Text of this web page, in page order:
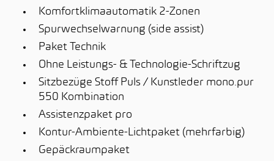
Komfortklimaautomatik 2-Zonen
Spurwechselwarnung (side assist)
Paket Technik
Ohne Leistungs- & Technologie-Schriftzug
Sitzbezüge Stoff Puls / Kunstleder mono.pur
550 Kombination
Assistenzpaket pro
Kontur-Ambiente-Lichtpaket (mehrfarbig)
Gepäckraumpaket